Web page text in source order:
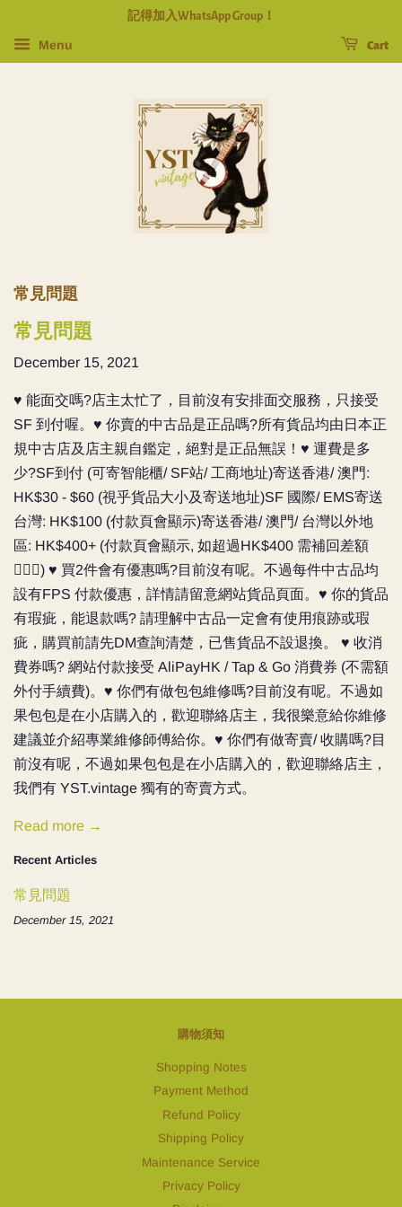
記得加入WhatsApp Group！
Menu Cart
常見問題
常見問題
December 15, 2021
♥️ 能面交嗎?店主太忙了，目前沒有安排面交服務，只接受
SF 到付喔。♥️ 你賣的中古品是正品嗎?所有貨品均由日本正
規中古店及店主親自鑑定，絕對是正品無誤！♥️ 運費是多
少?SF到付 (可寄智能櫃/ SF站/ 工商地址)寄送香港/ 澳門:
HK$30 - $60 (視乎貨品大小及寄送地址)SF 國際/ EMS寄送
台灣: HK$100 (付款頁會顯示)寄送香港/ 澳門/ 台灣以外地
區: HK$400+ (付款頁會顯示, 如超過HK$400 需補回差額
🙇🏻‍♀️) ♥️ 買2件會有優惠嗎?目前沒有呢。不過每件中古品均
設有FPS 付款優惠，詳情請留意網站貨品頁面。♥️ 你的貨品
有瑕疵，能退款嗎? 請理解中古品一定會有使用痕跡或瑕
疵，購買前請先DM查詢清楚，已售貨品不設退換。 ♥️ 收消
費券嗎? 網站付款接受 AliPayHK / Tap & Go 消費券 (不需額
外付手續費)。♥️ 你們有做包包維修嗎?目前沒有呢。不過如
果包包是在小店購入的，歡迎聯絡店主，我很樂意給你維修
建議並介紹專業維修師傅給你。♥️ 你們有做寄賣/ 收購嗎?目
前沒有呢，不過如果包包是在小店購入的，歡迎聯絡店主，
我們有 YST.vintage 獨有的寄賣方式。
Read more →
Recent Articles
常見問題
December 15, 2021
購物須知
Shopping Notes
Payment Method
Refund Policy
Shipping Policy
Maintenance Service
Privacy Policy